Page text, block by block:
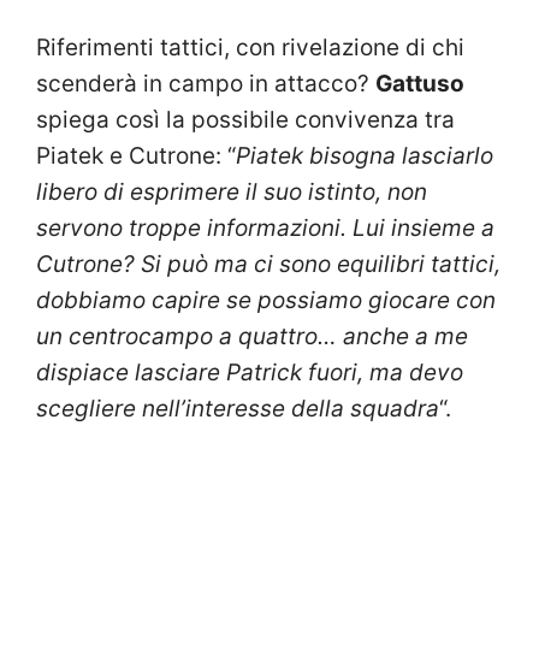
Riferimenti tattici, con rivelazione di chi
scenderà in campo in attacco? Gattuso
spiega così la possibile convivenza tra
Piatek e Cutrone: “Piatek bisogna lasciarlo
libero di esprimere il suo istinto, non
servono troppe informazioni. Lui insieme a
Cutrone? Si può ma ci sono equilibri tattici,
dobbiamo capire se possiamo giocare con
un centrocampo a quattro… anche a me
dispiace lasciare Patrick fuori, ma devo
scegliere nell’interesse della squadra“.